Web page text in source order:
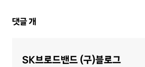
댓
댓글개
SK브로드밴드 (구)블로그